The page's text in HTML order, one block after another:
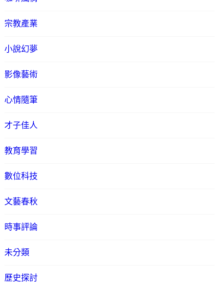
宗教產業
小說幻夢
影像藝術
心情隨筆
才子佳人
教育學習
數位科技
文藝春秋
時事評論
未分類
歷史探討